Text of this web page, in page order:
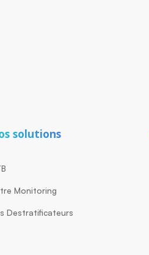
solutions
Monitoring
Destratificateurs